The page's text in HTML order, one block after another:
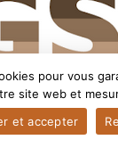
pour vous
site web et
et accepter